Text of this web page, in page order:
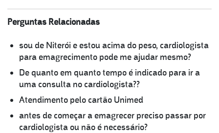
Perguntas Relacionadas
sou de Niterói e estou acima do peso, cardiologista
para emagrecimento pode me ajudar mesmo?
De quanto em quanto tempo é indicado para ir a
uma consulta no cardiologista??
Atendimento pelo cartão Unimed
antes de começar a emagrecer preciso passar por
cardiologista ou não é necessário?